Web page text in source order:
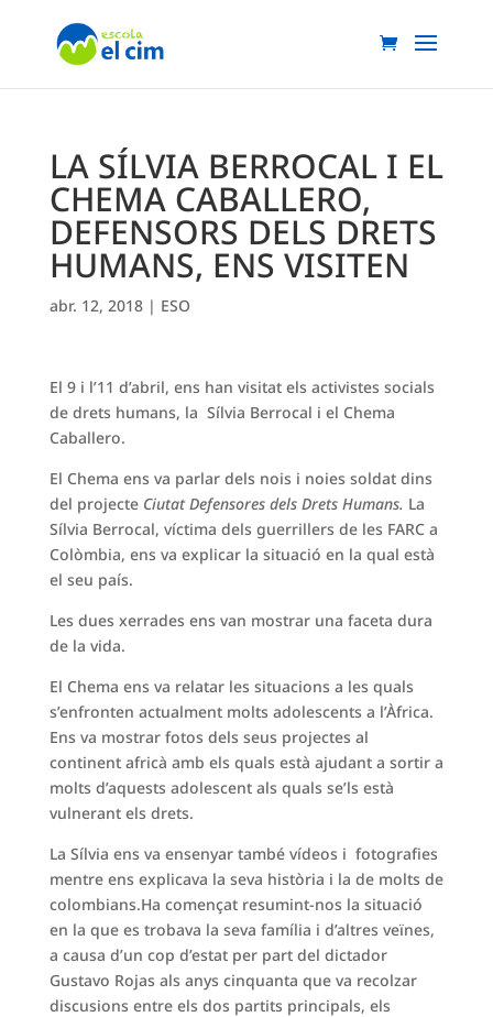
LA SÍLVIA BERROCAL I EL
CHEMA CABALLERO,
DEFENSORS DELS DRETS
HUMANS, ENS VISITEN
abr. 12, 2018| ESO
El 9 i l’11 d’abril, ens han visitat els activistes socials
de drets humans, la Sílvia Berrocal i el Chema
Caballero.
El Chema ens va parlar dels nois i noies soldat dins
del projecte Ciutat Defensores dels Drets Humans. La
Sílvia Berrocal, víctima dels guerrillers de les FARC a
Colòmbia, ens va explicar la situació en la qual està
el seu país.
Les dues xerrades ens van mostrar una faceta dura
de la vida.
El Chema ens va relatar les situacions a les quals
s’enfronten actualment molts adolescents a l’Àfrica.
Ens va mostrar fotos dels seus projectes al
continent africà amb els quals està ajudant a sortir a
molts d’aquests adolescent als quals se’ls està
vulnerant els drets.
La Sílvia ens va ensenyar també vídeos i fotografies
mentre ens explicava la seva història i la de molts de
colombians.Ha començat resumint-nos la situació
en la que es trobava la seva família i d’altres veïnes,
a causa d’un cop d’estat per part del dictador
Gustavo Rojas als anys cinquanta que va recolzar
discusions entre els dos partits principals, els